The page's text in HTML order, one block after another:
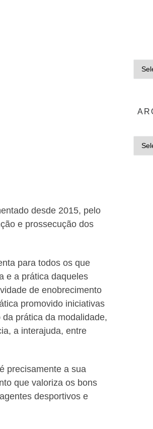
desde 2015, pelo
e prossecução dos
para todos os que
e a prática daqueles
de enobrecimento
promovido iniciativas
prática da modalidade,
a interajuda, entre
precisamente a sua
que valoriza os bons
desportivos e